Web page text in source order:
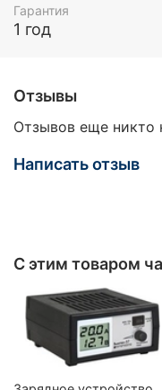
Гарантия
1 год
Отзывы
Отзывов еще никто
Написать отзыв
С этим товаром